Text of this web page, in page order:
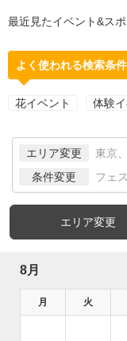
最近見たイベント&ス
よく使われる検索条件
花イベント 体験
エリア変更 東京
条件変更 フェ
エリア変更
8月
月 火